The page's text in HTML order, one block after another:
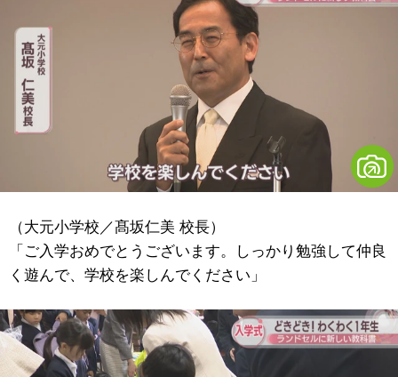
（大元小学校／髙坂仁美 校長）
「ご入学おめでとうございます。しっかり勉強して仲良
く遊んで、学校を楽しんでください」